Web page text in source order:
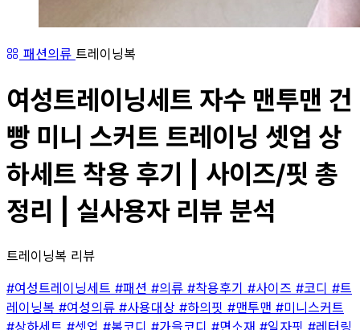
패션의류 트레이닝복
여성트레이닝세트 자수 맨투맨 건
빵 미니 스커트 트레이닝 셋업 상
하세트 착용 후기 | 사이즈/핏 총
정리 | 실사용자 리뷰 분석
트레이닝복 리뷰
#여성트레이닝세트 #패션 #의류 #착용후기 #사이즈 #코디 #트
레이닝복 #여성의류 #사용대상 #하의핏 #맨투맨 #미니스커트
#상하세트 #셋업 #봄코디 #가을코디 #면소재 #일자핏 #레터링